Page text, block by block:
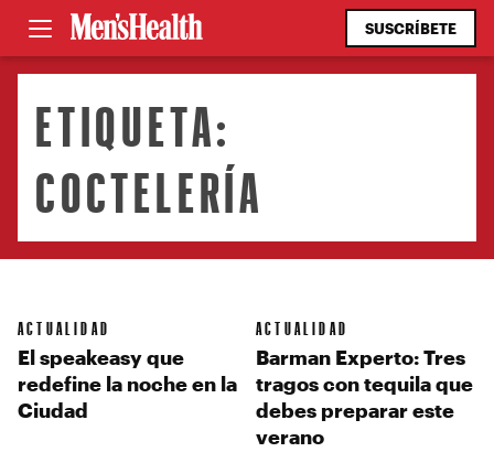
SUSCRÍBETE
ETIQUETA:
COCTELERÍA
ACTUALIDAD
El speakeasy que
redefine la noche en la
Ciudad
ACTUALIDAD
Barman Experto: Tres
tragos con tequila que
debes preparar este
verano